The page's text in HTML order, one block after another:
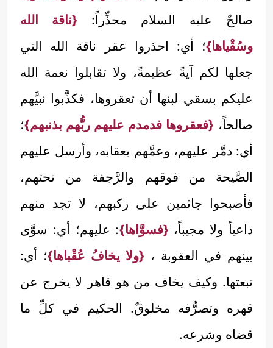
صالحٌ عليه السلام محذِّراً: {ناقة الله
وسُقْياها}؛ أي: احذروا عقر ناقة الله التي
جعلها لكم آيةً عظيمةً، ولا تقابلوا نعمة الله
عليكم بسقي لبنها أن تعقروها، فكذَّبوا نبيَّهم
صالحاً، {فعقروها فدمدم عليهم ربُّهم بذنبهم}؛
أي: دمَّر عليهم، وعمَّهم بعقابه، وأرسل عليهم
الصَّيحة من فوقهم والرَّجفة من تحتهم،
فأصبحوا جاثمين على ركبهم، لا تجد منهم
داعياً ولا مجيباً، {فسوَّاها}: عليهم؛ أي: سوَّى
بينهم في العقوبة ، {ولا يخافُ عُقْباها}؛ أي:
تبعتها. وكيف يخاف من هو قاهر لا يخرج عن
قهره وتصرُّفه مخلوقٌ. الحكيم في كلِّ ما
قضاه وشرعه.